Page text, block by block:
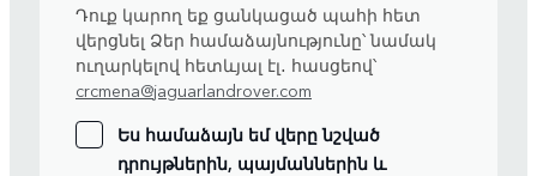
Դուք կարող եք ցանկացած պահի հետ
վերցնել Ձեր համաձայնությունը՝ նամակ
ուղարկելով հետևյալ էլ․ հասցեով՝
crcmena@jaguarlandrover.com
Ես համաձայն եմ վերը նշված
դրույթներին, պայմաններին և